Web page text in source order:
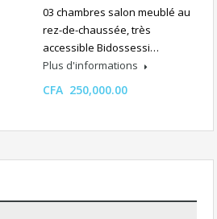
03 chambres salon meublé au
rez-de-chaussée, très
accessible Bidossessi…
Plus d'informations
CFA 250,000.00